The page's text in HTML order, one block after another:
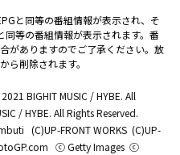
と同等の番組情報が表示され、そ
等の番組情報が表示されます。番
がありますのでご了承ください。放
ら削除されます。
BIGHIT MUSIC / HYBE. All
/ HYBE. All Rights Reserved.
(C)UP-FRONT WORKS (C)UP-
ⓒ Getty Images ⓒ